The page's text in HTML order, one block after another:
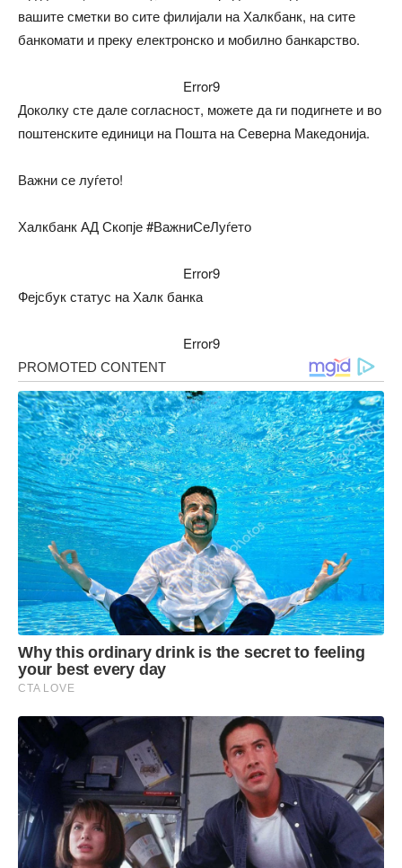
вашите сметки во сите филијали на Халкбанк, на сите
банкомати и преку електронско и мобилно банкарство.
Error9
Доколку сте дале согласност, можете да ги подигнете и во
поштенските единици на Пошта на Северна Македонија.
Важни се луѓето!
Халкбанк АД Скопје #ВажниСеЛуѓето
Error9
Фејсбук статус на Халк банка
Error9